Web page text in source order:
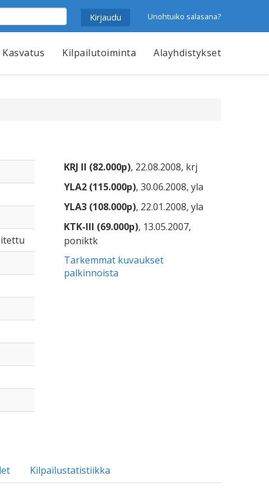
Unohtuiko salasana?
Kasvatus Kilpailutoiminta Alayhdistykset
KRJ II (82.000p), 22.08.2008, krj
YLA2 (115.000p), 30.06.2008, yla
YLA3 (108.000p), 22.01.2008, yla
KTK-III (69.000p), 13.05.2007,
poniktk
Tarkemmat kuvaukset
palkinnoista
Kilpailustatistiikka